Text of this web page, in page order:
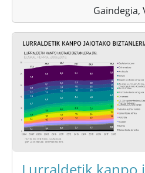
Gaindegia,
Lurraldetik kanpo